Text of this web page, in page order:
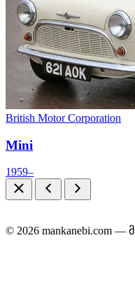
British Motor Corporation
Mini
1959–
© 2026 mankanebi.com —